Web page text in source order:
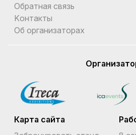
Обратная связь
Kонтакты
Об организаторах
Карта сайта